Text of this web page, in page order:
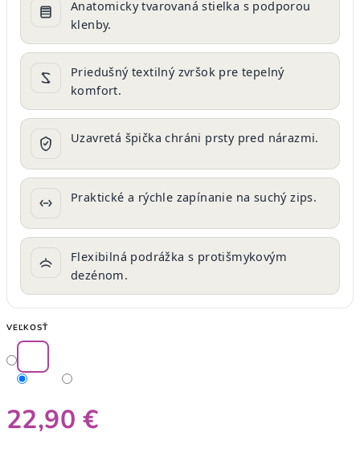
Anatomicky tvarovaná stielka s podporou
klenby.
Priedušný textilný zvršok pre tepelný
komfort.
Uzavretá špička chráni prsty pred nárazmi.
Praktické a rýchle zapínanie na suchý zips.
Flexibilná podrážka s protišmykovým
dezénom.
VEĽKOSŤ
22,90 €